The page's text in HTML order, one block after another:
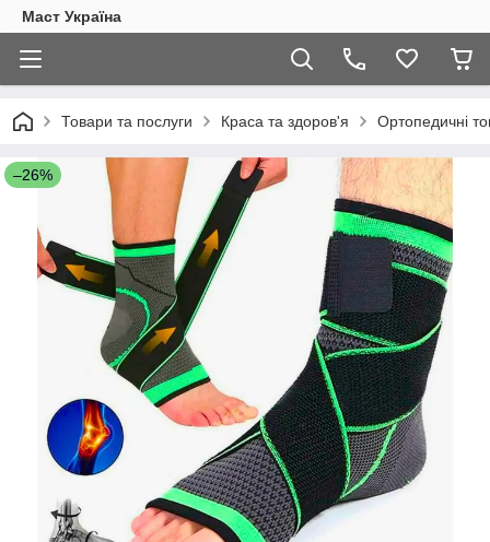
Маст Україна
Товари та послуги Краса та здоров'я Ортопедичні
–26%